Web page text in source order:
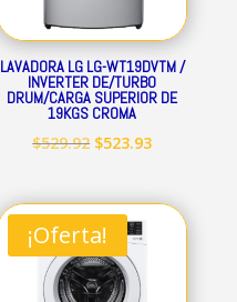
LAVADORA LG LG-WT19DVTM /
INVERTER DE/TURBO
DRUM/CARGA SUPERIOR DE
19KGS CROMA
$529.92 El
original
era:
$529.92.
$523.93El
actual
¡Oferta!